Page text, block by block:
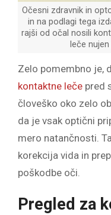
Očesni zdravnik in
in na podlagi tega
rajši od očal nosili
leče
Zelo pomembno je,
kontaktne leče pred
človeško oko zelo
da je vsak optični
mero natančnosti.
korekcija vida in
poškodbe oči.
Pregled za